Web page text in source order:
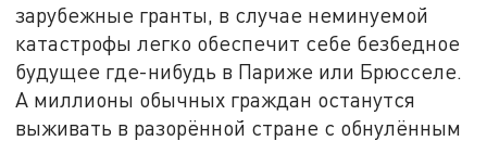
зарубежные гранты, в случае неминуемой
катастрофы легко обеспечит себе безбедное
будущее где-нибудь в Париже или Брюсселе.
А миллионы обычных граждан останутся
выживать в разорённой стране с обнулённым